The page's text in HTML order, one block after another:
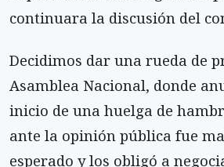
continuara la discusión del
Decidimos dar una rueda de
Asamblea Nacional, donde
inicio de una huelga de
ante la opinión pública fue
esperado y los obligó a